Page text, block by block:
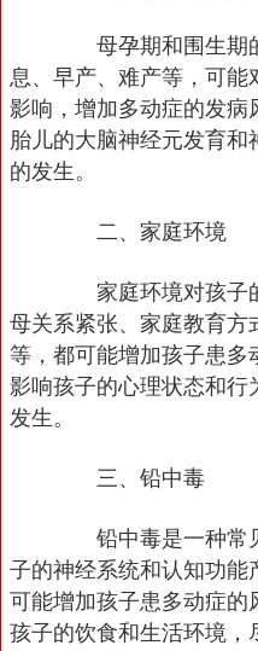
母孕期和围生期
息、早产、难产等，可能
影响，增加多动症的发病
胎儿的大脑神经元发育
的发生。
二、家庭环境
家庭环境对孩子
母关系紧张、家庭教育方
等，都可能增加孩子患
影响孩子的心理状态和行
发生。
三、铅中毒
铅中毒是一种常
子的神经系统和认知功
可能增加孩子患多动症
孩子的饮食和生活环境，